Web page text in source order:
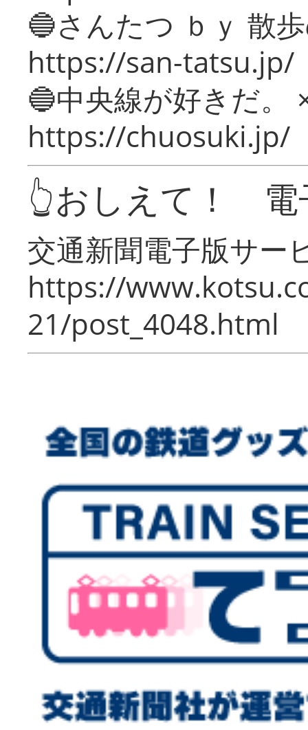
🔵さんたつ ｂｙ 散
https://san-tatsu.jp/
🔵中央線が好きだ。
https://chuosuki.jp/
👆おしえて！ 電
交通新聞電子版サー
https://
21/post_4048.html